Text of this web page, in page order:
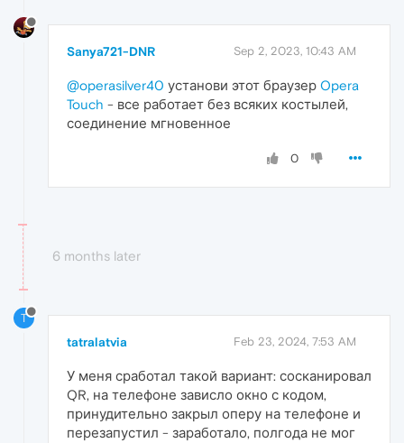
Sanya721-DNR Sep 2, 2023, 10:43 AM
@operasilver40 установи этот браузер Opera
Touch - все работает без всяких костылей,
соединение мгновенное
0
6 months later
T
tatralatvia Feb 23, 2024, 7:53 AM
У меня сработал такой вариант: сосканировал
QR, на телефоне зависло окно с кодом,
принудительно закрыл оперу на телефоне и
перезапустил - заработало, полгода не мог